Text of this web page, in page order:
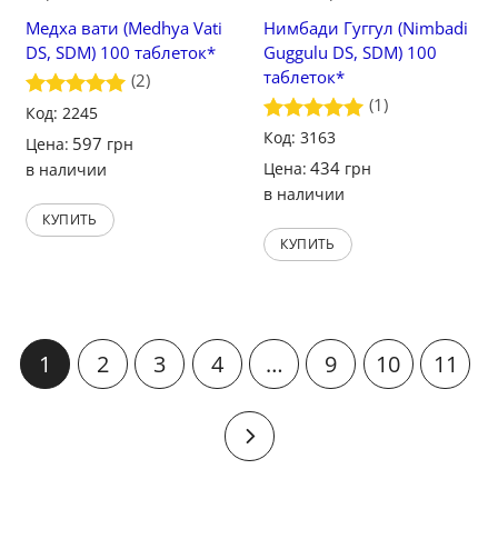
Медха вати (Medhya Vati
DS, SDM) 100 таблеток*
Оценка
(2)
Код: 2245
Цена: 597 грн
в наличии
КУПИТЬ
Нимбади Гуггул (Nimbadi
Guggulu DS, SDM) 100
таблеток*
Оценка
(1)
Код: 3163
Цена: 434 грн
в наличии
КУПИТЬ
1 2 3 4 … 9 10 11